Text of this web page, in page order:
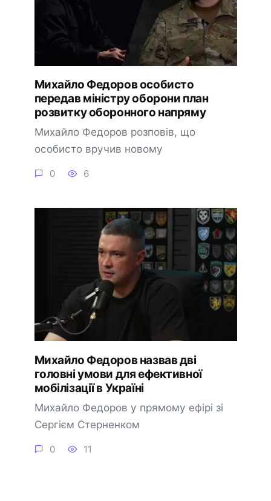
Михайло Федоров особисто
передав міністру оборони план
розвитку оборонного напряму
Михайло Федоров розповів, що
особисто вручив новому
0 6
Михайло Федоров назвав дві
головні умови для ефективної
мобілізації в Україні
Михайло Федоров у прямому ефірі зі
Сергієм Стерненком
0 11